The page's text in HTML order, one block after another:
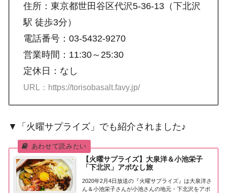
住所：東京都世田谷区代沢5-36-13（下北沢
駅 徒歩3分）
電話番号：03-5432-9270
営業時間：11:30～25:30
定休日：なし
URL：https://torisobasalt.favy.jp/
▼「火曜サプライズ」でも紹介されました♪
【火曜サプライズ】大泉洋＆小池栄子
「下北沢」アポなし旅
2020年2月4日放送の『火曜サプライズ』は大泉洋さ
ん＆小池栄子さんが小池さんの地元・下北沢をアポ